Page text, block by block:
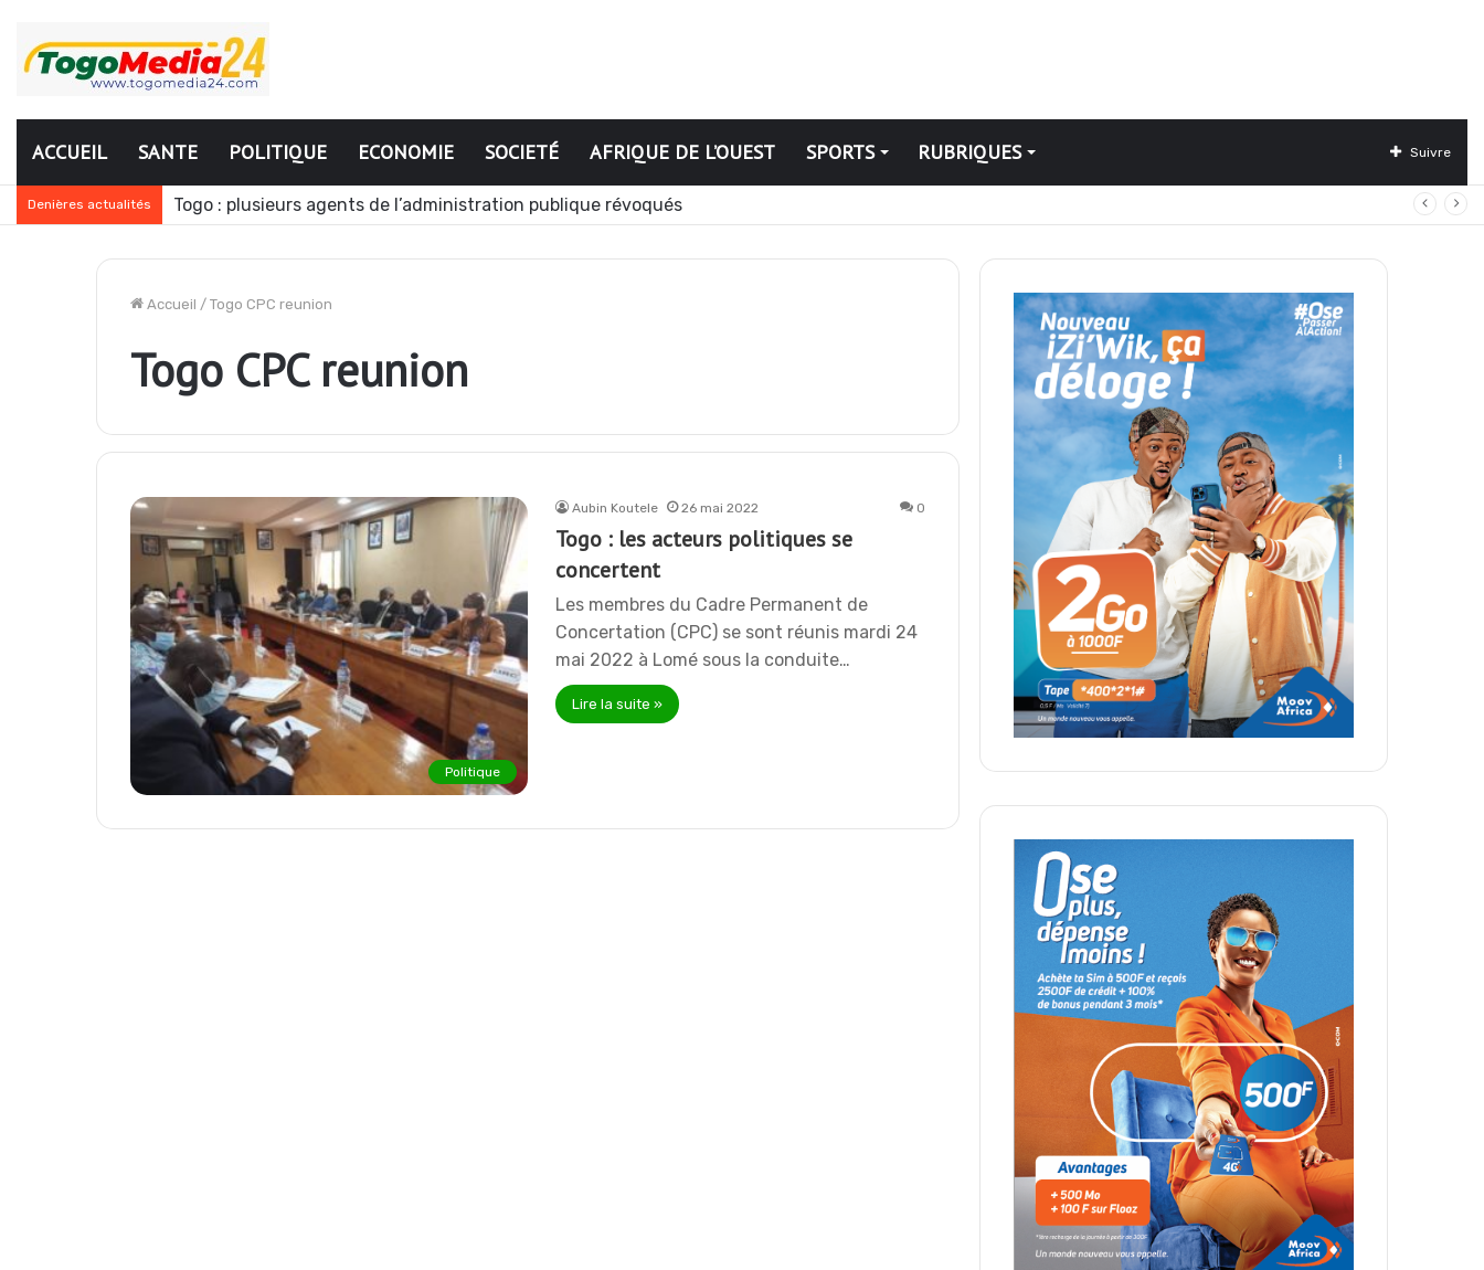
ACCUEIL SANTE POLITIQUE ECONOMIE SOCIETÉ AFRIQUE DE L’OUEST SPORTS RUBRIQUES Suivre
Denières actualités Togo : plusieurs agents de l’administration publique révoqués
Accueil / Togo CPC reunion
Togo CPC reunion
Politique
Aubin Koutele 26 mai 2022 0
Togo : les acteurs politiques se
concertent
Les membres du Cadre Permanent de
Concertation (CPC) se sont réunis mardi 24
mai 2022 à Lomé sous la conduite…
Lire la suite »